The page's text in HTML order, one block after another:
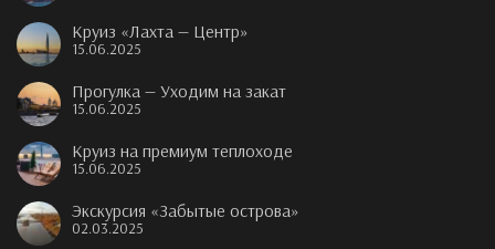
Круиз «Лахта — Центр»
15.06.2025
Прогулка — Уходим на закат
15.06.2025
Круиз на премиум теплоходе
15.06.2025
Экскурсия «Забытые острова»
02.03.2025